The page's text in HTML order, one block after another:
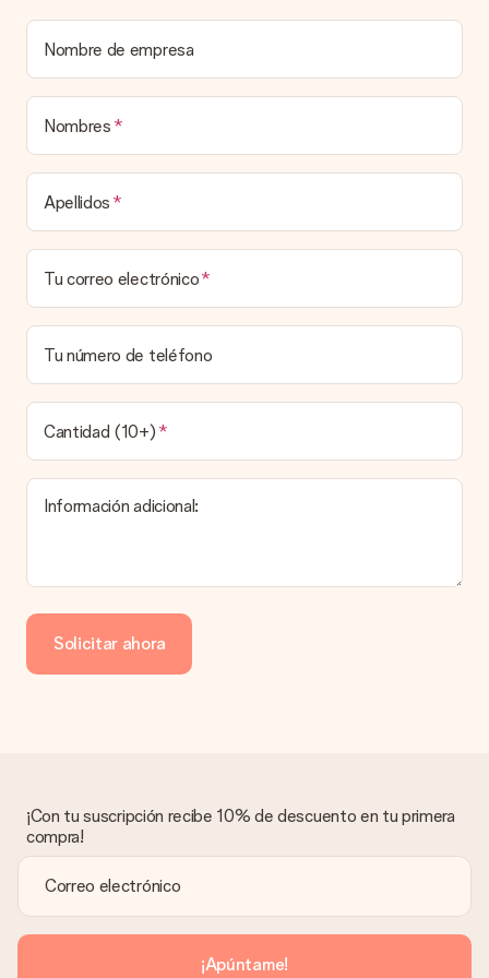
¿Está envuelto mi regalo?
Actualmente, no tenemos (aún) un servicio de envoltura de
regalos para envolver tu presente. Los regalos se envían en
una caja decorada con motivos de fiesta. Así, tu obsequio
está listo para ser entregado o enviarse directamente al
Tiempo de entrega, opciones de entrega y
costos de envío.
¿Puedo elegir una fecha de entrega?
Elegir la fecha exacta de entrega no es posible. Una vez
personalizado y completado tu pedido, recibirás una
confirmación con las fechas estimadas de entrega. Una vez
que el pedido haya sido enviado, será la empresa de
transportes la encargada de entregar el regalo.
¿Cuál es el tiempo de entrega y cuándo recibo mi
obsequio?
El tiempo de entrega se puede encontrar en la página del
producto del regalo.
¿Cómo puedo pagar mi pedido?
de crédito o transferencia bancaria. En caso de elegir
transferencia bancaria, ten en cuenta 3 días adicionales para la
entrega de tu regalo.
asunto contigo. Ponte en contacto con nuestro equipo de
atención al cliente por teléfono, correo electrónico o chat y
buscaremos una solución adecuada para ti.
¿Se envía la factura junto con el pedido?
La factura y cualquier otra información relativa a tu regalo se
enviará únicamente por correo electrónico. El regalo se enviará
sin ninguna información adicional Así, evitaremos que la
persona que recibe el regalo la vea. ¡No le enviaremos nada
Nombre de empresa
Nombres
Apellidos
Tu correo electrónico
Tu número de teléfono
Cantidad (10+)
Información adicional:
Solicitar ahora
¡Con tu suscripción recibe 10% de descuento en tu primera
compra!
¡Apúntame!